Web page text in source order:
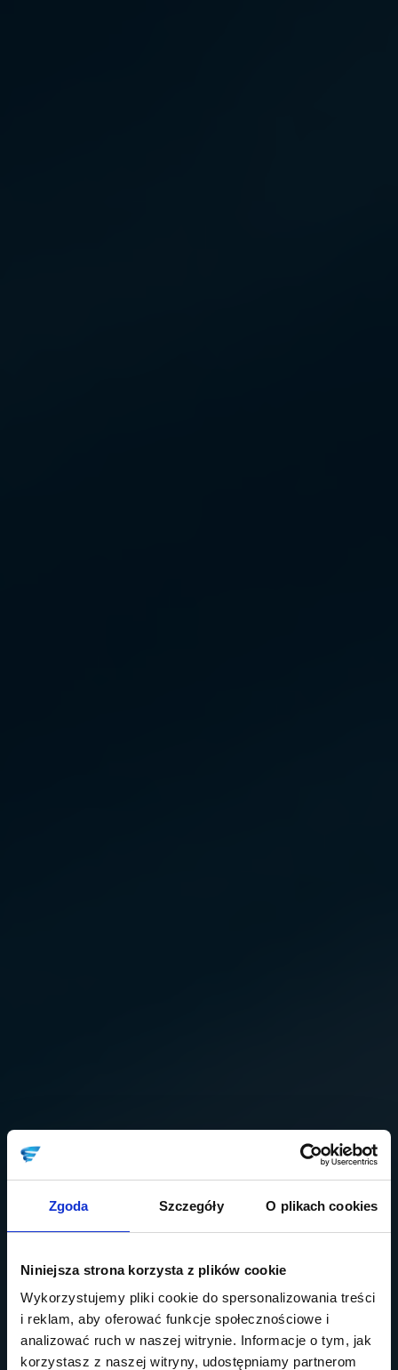
Zgoda Szczegóły O plikach cookies
Niniejsza strona korzysta z plików cookie
Wykorzystujemy pliki cookie do spersonalizowania treści
i reklam, aby oferować funkcje społecznościowe i
analizować ruch w naszej witrynie. Informacje o tym, jak
korzystasz z naszej witryny, udostępniamy partnerom